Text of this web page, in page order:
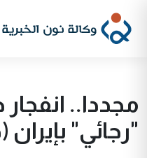
مجددا..
"رجائي"